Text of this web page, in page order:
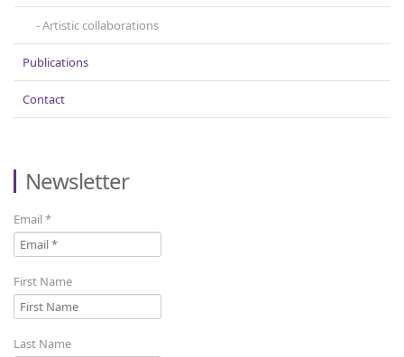
Artistic collaborations
Publications
Contact
Newsletter
Email*
First Name
Last Name